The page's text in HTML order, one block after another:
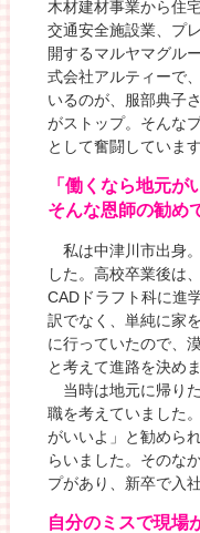
木材建材事業から住
交通安全施設業、プ
開するマルヤマグル
式会社アルティーで
いるのが、服部典子
がストップ。そんな
として奮闘しています
「働くなら地元が
そんな恩師の勧め
私は中津川市出身
した。高校卒業後は
CADドラフト科に進
訳でなく、単純に家
に行っていたので、
と考えて進路を決めま
当時は地元に帰り
職を考えていました
がいいよ」と勧めら
らいました。そのな
プがあり、新卒で入
自分のミスで現場